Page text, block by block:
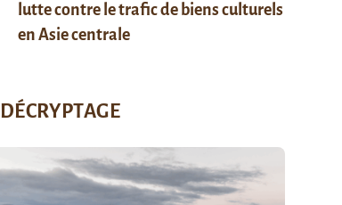
lutte contre le trafic de biens culturels
en Asie centrale
DÉCRYPTAGE